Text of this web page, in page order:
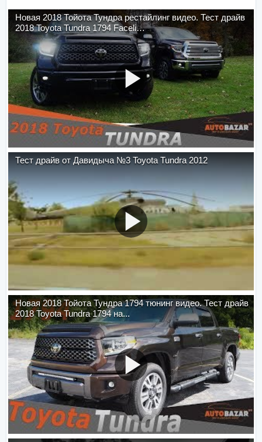
Новая 2018 Тойота Тундра рестайлинг видео. Тест драйв
2018 Toyota Tundra 1794 Faceli…
Тест драйв от Давидыча №3 Toyota Tundra 2012
Новая 2018 Тойота Тундра 1794 тюнинг видео. Тест драйв
2018 Toyota Tundra 1794 на...